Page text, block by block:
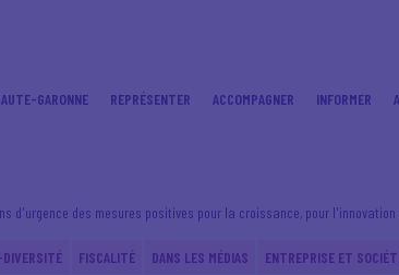
GARONNE REPRÉSENTER ACCOMPAGNER INFORMER
d'urgence des mesures positives pour la croissance, pour
FISCALITÉ DANS LES MÉDIAS ENTREPRISE ET